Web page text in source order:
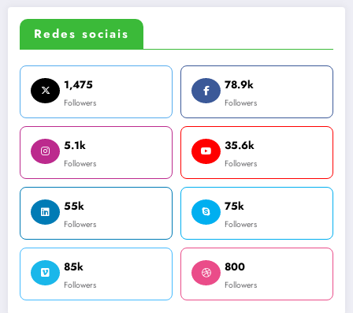
Redes sociais
1,475
Followers
78.9k
Followers
5.1k
Followers
35.6k
Followers
55k
Followers
75k
Followers
85k
Followers
800
Followers